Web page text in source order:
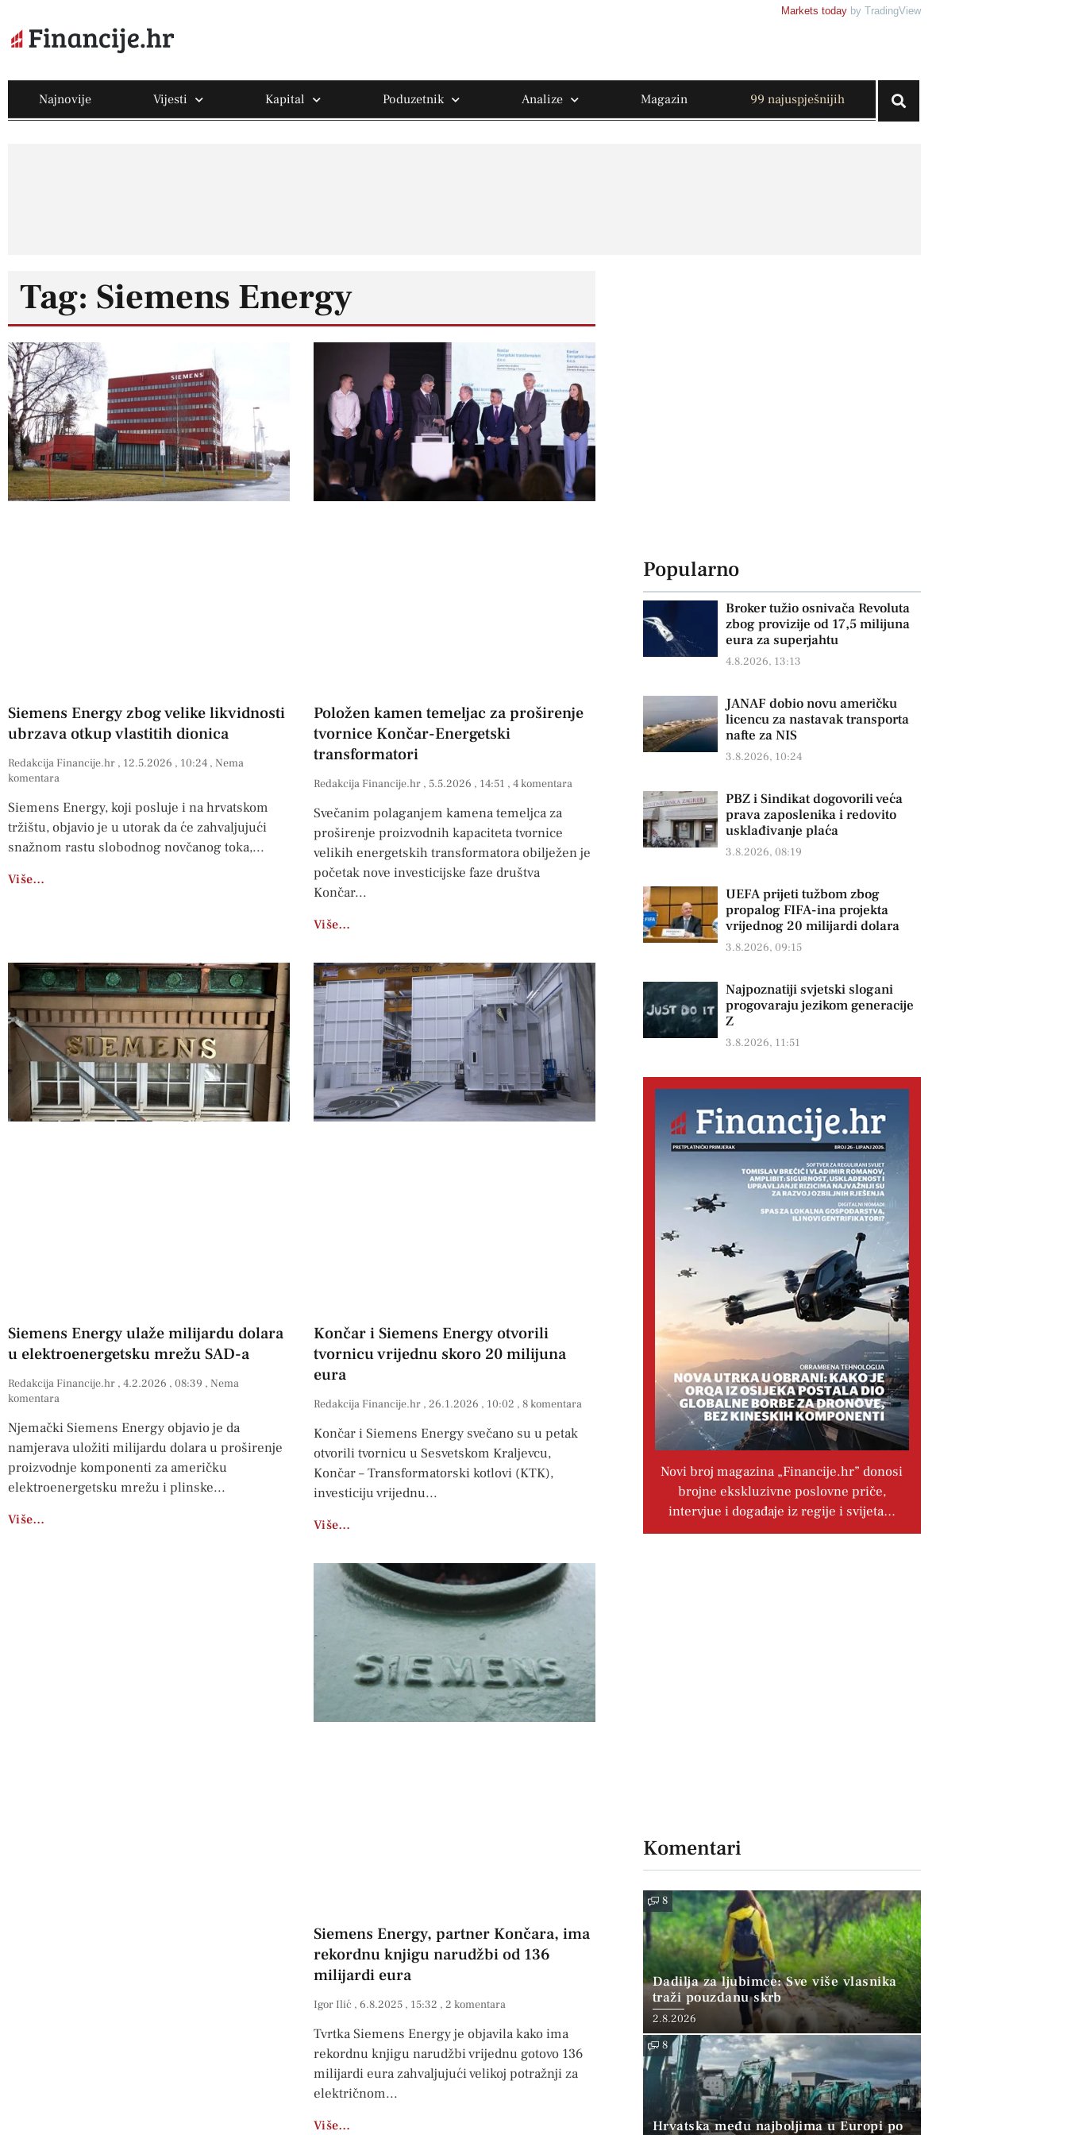
Markets today by TradingView
Najnovije Vijesti Kapital Poduzetnik Analize Magazin 99 najuspješnijih
Tag: Siemens Energy
Siemens Energy zbog velike likvidnosti
ubrzava otkup vlastitih dionica
Redakcija Financije.hr 12.5.2026 10:24 Nema
komentara
Siemens Energy, koji posluje i na hrvatskom
tržištu, objavio je u utorak da će zahvaljujući
snažnom rastu slobodnog novčanog toka,
Više…
Položen kamen temeljac za proširenje
tvornice Končar-Energetski
transformatori
Redakcija Financije.hr 5.5.2026 14:51 4 komentara
Svečanim polaganjem kamena temeljca za
proširenje proizvodnih kapaciteta tvornice
velikih energetskih transformatora obilježen je
početak nove investicijske faze društva
Končar
Više…
Siemens Energy ulaže milijardu dolara
u elektroenergetsku mrežu SAD-a
Redakcija Financije.hr 4.2.2026 08:39
Nema
komentara
Njemački Siemens Energy objavio je da
namjerava uložiti milijardu dolara u proširenje
proizvodnje komponenti za američku
elektroenergetsku mrežu i plinske
Više…
Končar i Siemens Energy otvorili
tvornicu vrijednu skoro 20 milijuna
eura
Redakcija Financije.hr 26.1.2026 10:02 8 komentara
Končar i Siemens Energy svečano su u petak
otvorili tvornicu u Sesvetskom Kraljevcu,
Končar – Transformatorski kotlovi (KTK),
investiciju vrijednu
Više…
Siemens Energy, partner Končara, ima
rekordnu knjigu narudžbi od 136
milijardi eura
Igor Ilić 6.8.2025 15:32 2 komentara
Tvrtka Siemens Energy je objavila kako ima
rekordnu knjigu narudžbi vrijednu gotovo 136
milijardi eura zahvaljujući velikoj potražnji za
električnom
Više…
Popularno
Broker tužio osnivača Revoluta
zbog provizije od 17,5 milijuna
eura za superjahtu
4.8.2026, 13:13
JANAF dobio novu američku
licencu za nastavak transporta
nafte za NIS
3.8.2026, 10:24
PBZ i Sindikat dogovorili veća
prava zaposlenika i redovito
usklađivanje plaća
3.8.2026, 08:19
UEFA prijeti tužbom zbog
propalog FIFA-ina projekta
vrijednog 20 milijardi dolara
3.8.2026, 09:15
Najpoznatiji svjetski slogani
progovaraju jezikom generacije
Z
3.8.2026, 11:51
Novi broj magazina „Financije.hr” donosi
brojne ekskluzivne poslovne priče,
intervjue i događaje iz regije i svijeta…
Komentari
8
Dadilja za ljubimce: Sve više vlasnika
traži pouzdanu skrb
2.8.2026
8
Hrvatska među najboljima u Europi po